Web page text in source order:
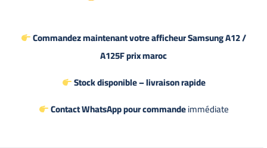
Commandez maintenant votre afficheur Samsung A12 /
A125F prix maroc
Stock disponible – livraison rapide
Contact WhatsApp pour commandeimmédiate